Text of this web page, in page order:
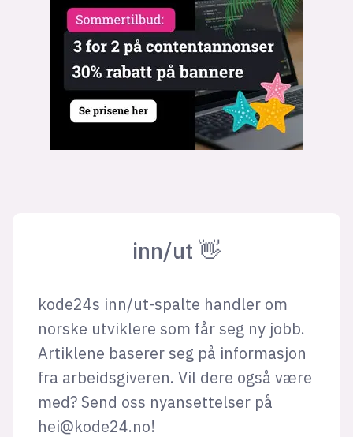
inn/ut 👋
kode24s inn/ut-spalte handler om
norske utviklere som får seg ny jobb.
Artiklene baserer seg på informasjon
fra arbeidsgiveren. Vil dere også være
med? Send oss nyansettelser på
hei@kode24.no!